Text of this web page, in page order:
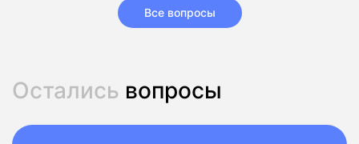
Все вопросы
Остались вопросы